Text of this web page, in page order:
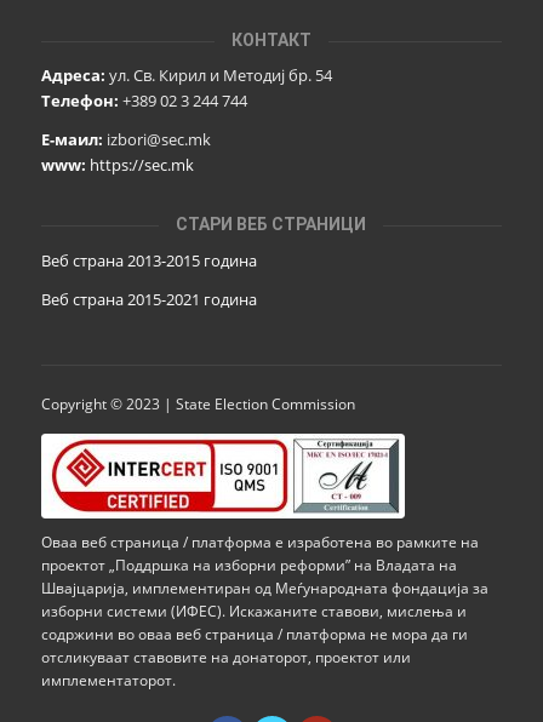
КОНТАКТ
Адреса: ул. Св. Кирил и Методиј бр. 54
Телефон: +389 02 3 244 744
Е-маил: izbori@sec.mk
www: https://sec.mk
СТАРИ ВЕБ СТРАНИЦИ
Веб страна 2013-2015 година
Веб страна 2015-2021 година
Copyright © 2023 | State Election Commission
Оваа веб страница / платформа е изработена во рамките на
проектот „Поддршка на изборни реформи” на Владата на
Швајцарија, имплементиран од Меѓународната фондација за
изборни системи (ИФЕС). Искажаните ставови, мислења и
содржини во оваа веб страница / платформа не мора да ги
отсликуваат ставовите на донаторот, проектот или
имплементаторот.